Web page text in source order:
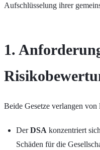
Aufschlüsselung ihrer
1.
Beide Gesetze verlangen
DerDSA konzentriert
Schäden für die